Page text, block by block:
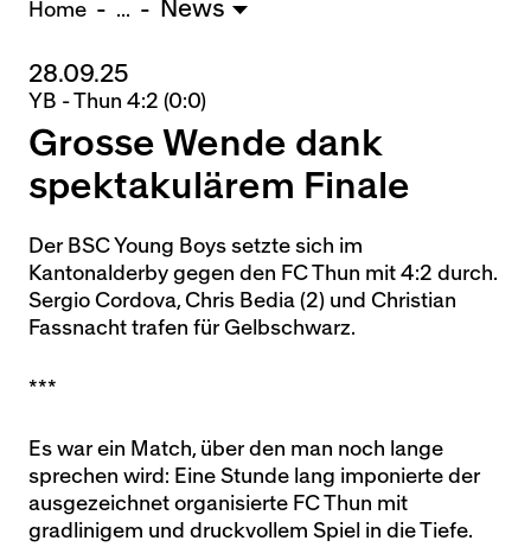
U15 - TOBE *
10:0
Nachwuchs Frauen
Ostermundigen - FU20 *
Biel - FU18 *
0:4
Thörishaus - FU15
12:1
* = Testspiel / (C) = Cupspiel
Home ... News
28.09.25
YB - Thun 4:2 (0:0)
Grosse Wende dank
spektakulärem Finale
Der BSC Young Boys setzte sich im
Kantonalderby gegen den FC Thun mit 4:2 durch.
Sergio Cordova, Chris Bedia (2) und Christian
Fassnacht trafen für Gelbschwarz.
***
Es war ein Match, über den man noch lange
sprechen wird: Eine Stunde lang imponierte der
ausgezeichnet organisierte FC Thun mit
gradlinigem und druckvollem Spiel in die Tiefe.